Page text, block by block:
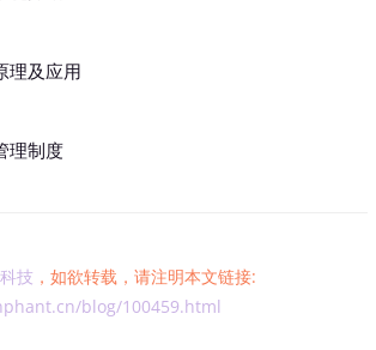
理及应用
理制度
技 ，如欲转载，请注明本文链接:
blog/100459.html